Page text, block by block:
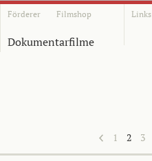
Förderer Filmshop Links
Dokumentarfilme
1 2 3